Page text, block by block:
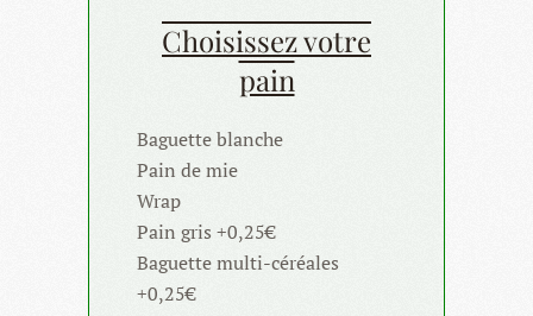
Choisissez votre
pain
Baguette blanche
Pain de mie
Wrap
Pain gris +0,25€
Baguette multi-céréales
+0,25€